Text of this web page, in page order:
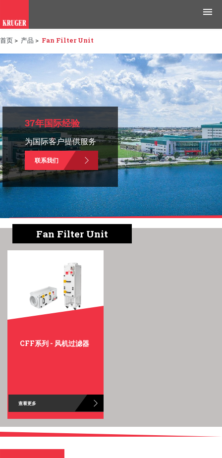
产品
应用领域
工具与资源
新闻媒体
为什么选择科禄格
招聘
联系我们
English | Chinese
首页 > 产品 > Fan Filter Unit
37年国际经验
为国际客户提供服务
联系我们
Fan Filter Unit
CFF系列 - 风机过滤器
查看更多